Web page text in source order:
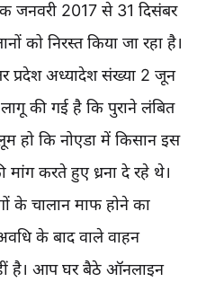
जनवरी 2017 से 31 दिसंबर
को निरस्त किया जा रहा है।
प्रदेश अध्यादेश संख्या 2 जून
की गई है कि पुराने लंबित
हो कि नोएडा में किसान इस
मांग करते हुए ध्रना दे रहे थे।
के चालान माफ होने का
के बाद वाले वाहन
है। आप घर बैठे ऑनलाइन